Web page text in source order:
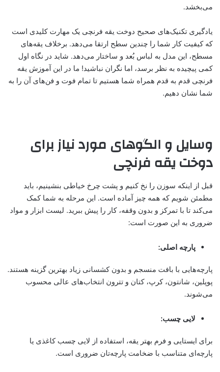
می‌بخشد.
یادگیری تکنیک‌های صحیح دوخت یقه فرنچی یک مهارت کلیدی است
که کیفیت کار شما را چندین سطح ارتقا می‌دهد. برخلاف یقه‌های
مسطح، این مدل به لباس بُعد و ساختار می‌دهد. شاید در نگاه اول
کمی پیچیده به نظر برسد، اما نگران نباشید! ما در این آموزش یقه
فرنچی قدم به قدم همراه شما هستیم تا تمام فوت و فن‌های آن را به
شما نشان دهیم.
وسایل و الگوهای مورد نیاز برای
دوخت یقه فرنچی
قبل از اینکه سوزن را نخ کنیم و پشت چرخ خیاطی بنشینیم، باید
مطمئن شویم که همه چیز آماده است. این مرحله به شما کمک
می‌کند تا با تمرکز و بدون وقفه، کار را پیش ببرید. لیست ابزار و مواد
ضروری به این صورت است:
پارچه اصلی:
پارچه‌هایی با بافت منسجم و بدون کشسانی زیاد بهترین گزینه هستند.
پوپلین، شانتون، کرپ، کتان و تترون انتخاب‌های عالی محسوب
می‌شوند.
لایی چسب:
برای ایستایی و فرم بهتر یقه، استفاده از لایی چسب کاغذی یا
پارچه‌ای متناسب با ضخامت پارچه‌تان ضروری است.